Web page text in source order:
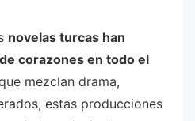
novelas turcas han
corazones en todo el
mezclan drama,
estas producciones